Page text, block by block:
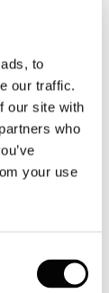
to
our traffic.
our site with
who
your use